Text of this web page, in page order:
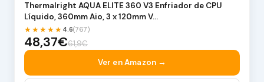
Thermalright AQUA ELITE 360 V3 Enfriador de CPU
Líquido, 360mm Aio, 3 x 120mm V…
★★★★★ 4.6(767)
48,37€61,9€
Ver en Amazon →